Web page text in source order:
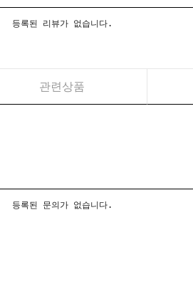
등록된 리뷰가 없습니다.
관련상품
등록된 문의가 없습니다.